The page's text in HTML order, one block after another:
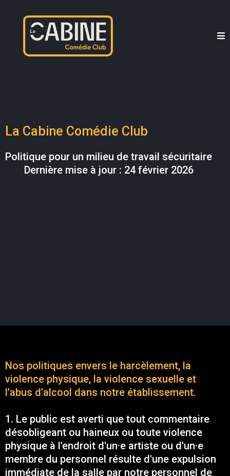
La Cabine Comédie Club
Politique pour un milieu de travail sécuritaire
Dernière mise à jour : 24 février 2026
Nos politiques envers le harcèlement, la
violence physique, la violence sexuelle et
l’abus d’alcool dans notre établissement.
1. Le public est averti que tout commentaire
désobligeant ou haineux ou toute violence
physique à l'endroit d'un·e artiste ou d'un·e
membre du personnel résulte d'une expulsion
immédiate de la salle par notre personnel de